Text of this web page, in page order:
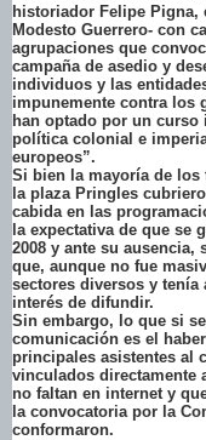
historiador Felipe
Modesto Guerrero- con
agrupaciones que
campaña de asedio y
individuos y las
impunemente contra los
han optado por un curso
política colonial e
europeos”.
Si bien la mayoría de los
la plaza Pringles
cabida en las
la expectativa de que se
2008 y ante su
que, aunque no fue
sectores diversos y
interés de difundir.
Sin embargo, lo que si
comunicación es el
principales asistentes al
vinculados directamente
no faltan en internet y
la convocatoria por la
conformaron.